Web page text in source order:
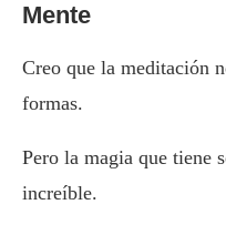
Mente
Creo que la meditación
formas.
Pero la magia que tiene
increíble.